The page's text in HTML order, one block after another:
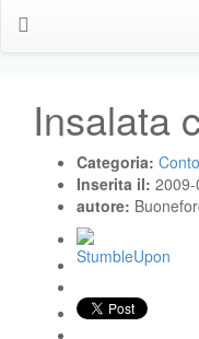
Insalata
Categoria:
Inserita il:
autore: